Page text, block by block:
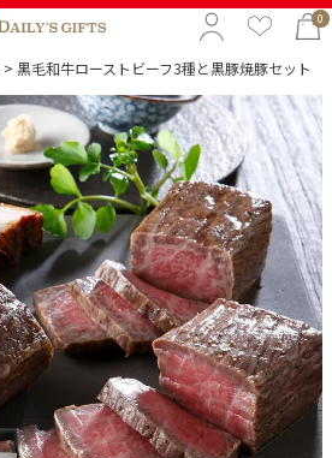
0
黒毛和牛ローストビーフ3種と黒豚焼豚セット